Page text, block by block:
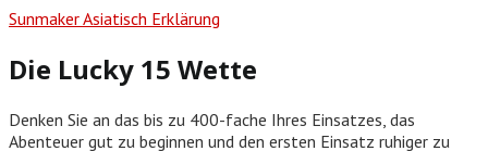
Sunmaker Asiatisch Erklärung
Die Lucky 15 Wette
Denken Sie an das bis zu 400-fache Ihres Einsatzes, das
Abenteuer gut zu beginnen und den ersten Einsatz ruhiger zu